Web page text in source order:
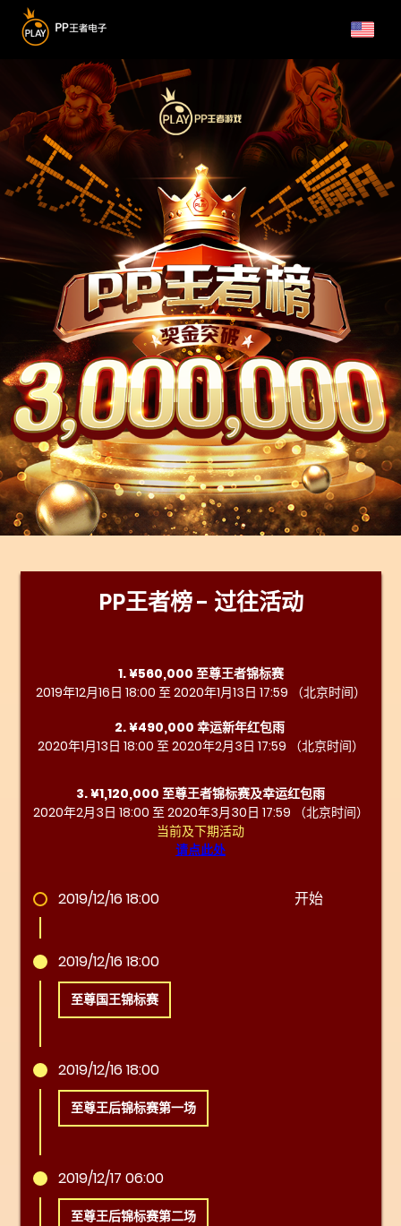
PP王者榜 - 过往活动
1. ¥560,000 至尊王者锦标赛
2019年12月16日 18:00 至 2020年1月13日 17:59 （北京时间）
2. ¥490,000 幸运新年红包雨
2020年1月13日 18:00 至 2020年2月3日 17:59 （北京时间）
3. ¥1,120,000 至尊王者锦标赛及幸运红包雨
2020年2月3日 18:00 至 2020年3月30日 17:59 （北京时间）
当前及下期活动
请点此处
2019/12/16 18:00 开始
2019/12/16 18:00
至尊国王锦标赛
2019/12/16 18:00
至尊王后锦标赛第一场
2019/12/17 06:00
至尊王后锦标赛第二场